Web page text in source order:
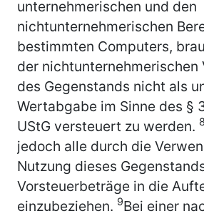
unternehmerischen und den
nichtunternehmerischen
bestimmten Computers,
der nichtunternehmerischen
des Gegenstands nicht als
Wertabgabe im Sinne des §
UStG versteuert zu werden. 8
jedoch alle durch die
Nutzung dieses
Vorsteuerbeträge in die
einzubeziehen. 9Bei einer